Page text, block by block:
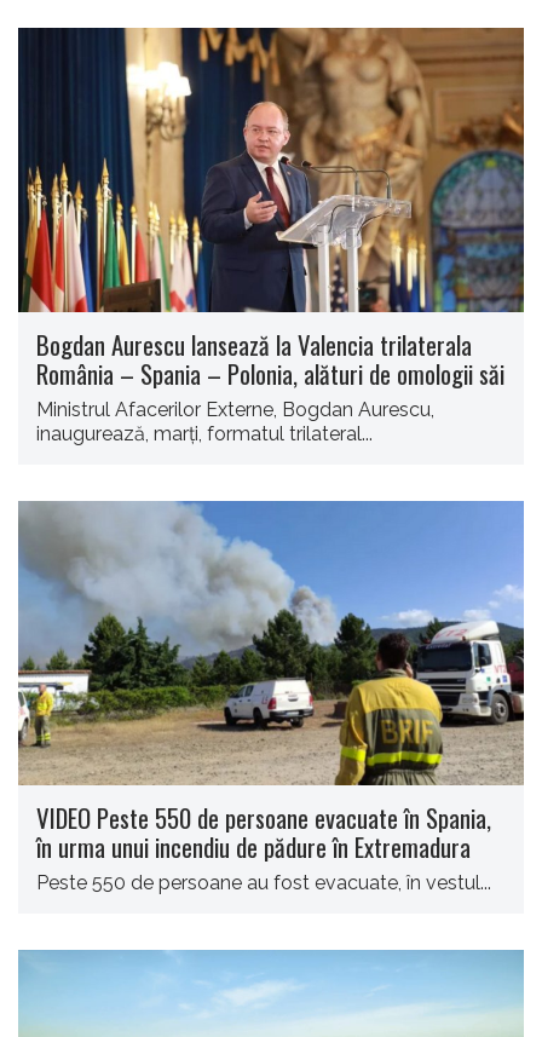
Bogdan Aurescu lansează la Valencia trilaterala
România – Spania – Polonia, alături de omologii săi
Ministrul Afacerilor Externe, Bogdan Aurescu,
inaugurează, marţi, formatul trilateral...
VIDEO Peste 550 de persoane evacuate în Spania,
în urma unui incendiu de pădure în Extremadura
Peste 550 de persoane au fost evacuate, în vestul...